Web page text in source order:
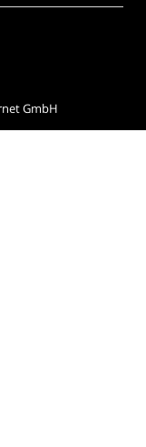
GmbH